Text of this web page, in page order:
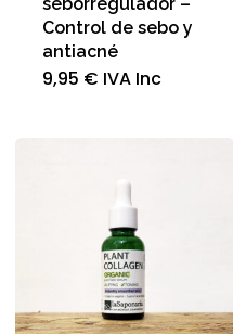
Control de sebo y
antiacné
9,95 € IVA Inc